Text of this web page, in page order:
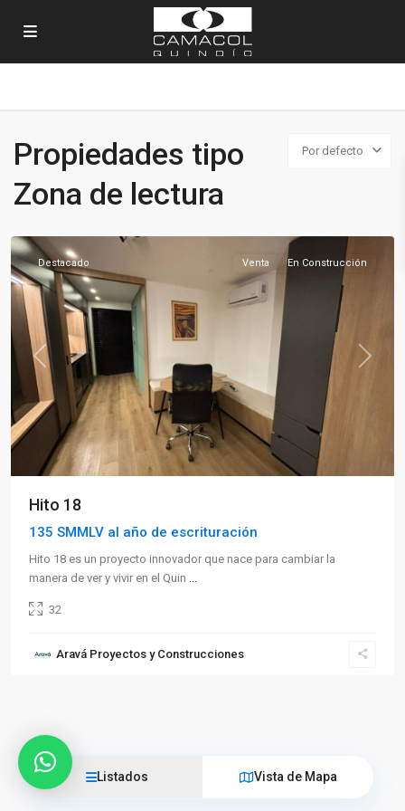
Por defecto
Propiedades tipo
Zona de lectura
Norte
,
Previous Next
Destacado Venta En Construcción
Hito 18
135 SMMLV al año de escrituración
Hito 18 es un proyecto innovador que nace para cambiar la
manera de ver y vivir en el Quin
32
Aravá Proyectos y Construcciones
Listados Vista de Mapa